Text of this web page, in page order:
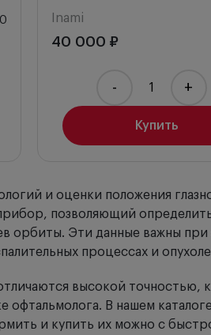
Inami
40 000 ₽
Купить
- +
и оценки положения
позволяющий определить
орбиты. Эти данные важны
процессах и
высокой точностью,
офтальмолога. В нашем
и купить их можно с